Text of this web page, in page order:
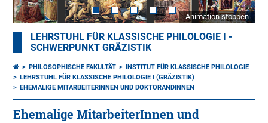
Animation stoppen
LEHRSTUHL FÜR KLASSISCHE PHILOLOGIE I -
SCHWERPUNKT GRÄZISTIK
PHILOSOPHISCHE FAKULTÄT
INSTITUT FÜR KLASSISCHE PHILOLOGIE
LEHRSTUHL FÜR KLASSISCHE PHILOLOGIE I (GRÄZISTIK)
EHEMALIGE MITARBEITERINNEN UND DOKTORANDINNEN
Ehemalige MitarbeiterInnen und